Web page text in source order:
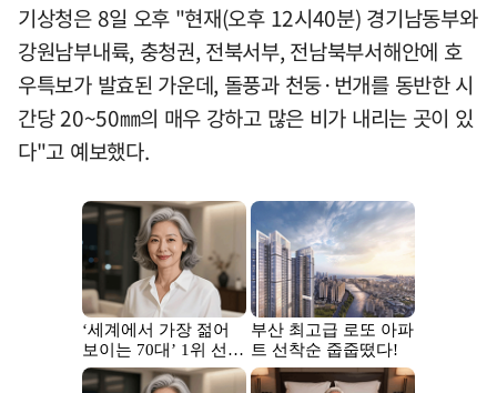
기상청은 8일 오후 "현재(오후 12시40분) 경기남동부와
강원남부내륙, 충청권, 전북서부, 전남북부서해안에 호
우특보가 발효된 가운데, 돌풍과 천둥·번개를 동반한 시
간당 20~50㎜의 매우 강하고 많은 비가 내리는 곳이 있
다"고 예보했다.